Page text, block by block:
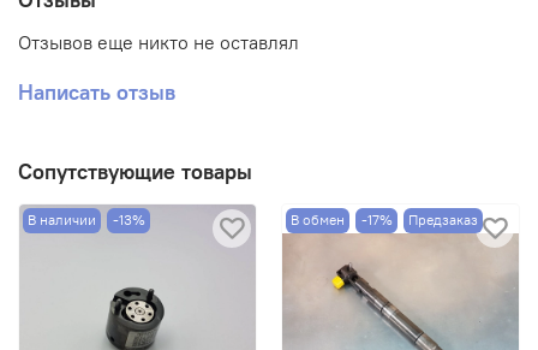
Отзывов еще никто не оставлял
Написать отзыв
Сопутствующие товары
В наличии -13% В обмен -17% Предзаказ